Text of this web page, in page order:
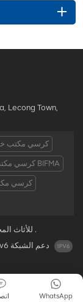
Lecong Town,
كرسي مكتب
كرسي مكتب BIFMA
كرسي
© 2026 شركة فوشان OFC للأثاث المحدودة كل الحقوق محفوظة .
WhatsApp